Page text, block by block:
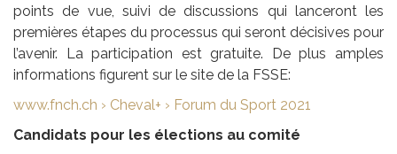
points de vue, suivi de discussions qui lanceront les
premières étapes du processus qui seront décisives pour
l’avenir. La participation est gratuite. De plus amples
informations figurent sur le site de la FSSE:
www.fnch.ch › Cheval+ › Forum du Sport 2021
Candidats pour les élections au comité